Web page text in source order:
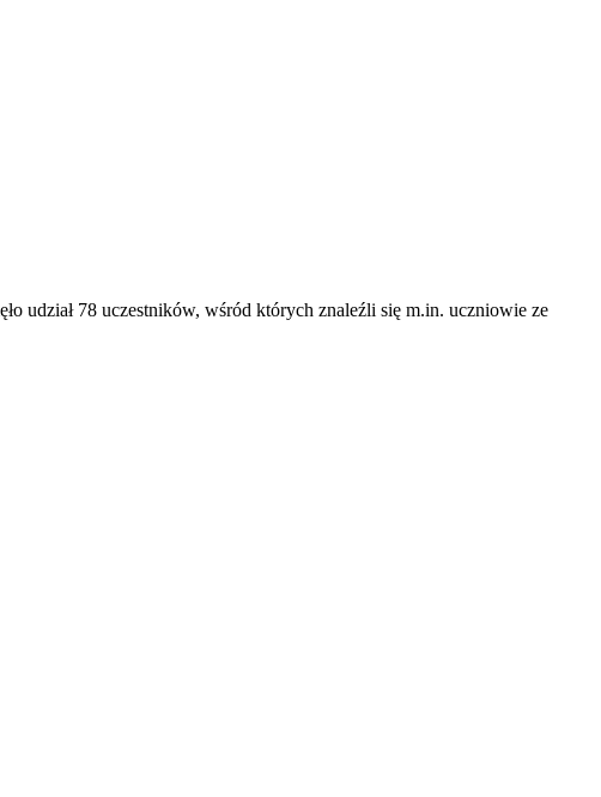
udział 78 uczestników, wśród których znaleźli się m.in. uczniowie ze